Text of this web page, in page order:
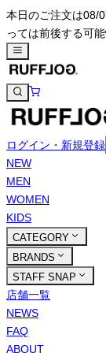
本日のご注文は08/
っては前後する可
ログイン・新規登録
NEW
MEN
WOMEN
KIDS
CATEGORY
BRANDS
STAFF SNAP
店舗一覧
NEWS
FAQ
ABOUT